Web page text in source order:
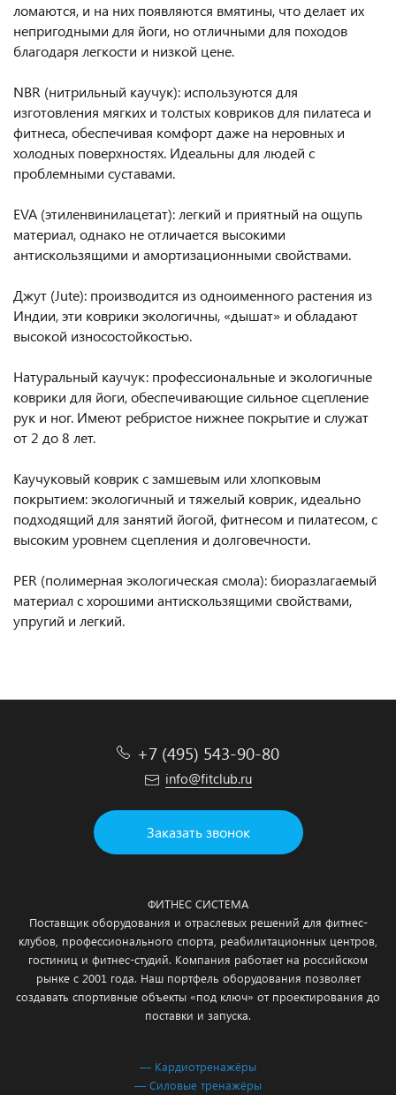
ломаются, и на них появляются вмятины, что делает их
непригодными для йоги, но отличными для походов
благодаря легкости и низкой цене.
NBR (нитрильный каучук): используются для
изготовления мягких и толстых ковриков для пилатеса и
фитнеса, обеспечивая комфорт даже на неровных и
холодных поверхностях. Идеальны для людей с
проблемными суставами.
EVA (этиленвинилацетат): легкий и приятный на ощупь
материал, однако не отличается высокими
антискользящими и амортизационными свойствами.
Джут (Jute): производится из одноименного растения из
Индии, эти коврики экологичны, «дышат» и обладают
высокой износостойкостью.
Натуральный каучук: профессиональные и экологичные
коврики для йоги, обеспечивающие сильное сцепление
рук и ног. Имеют ребристое нижнее покрытие и служат
от 2 до 8 лет.
Каучуковый коврик с замшевым или хлопковым
покрытием: экологичный и тяжелый коврик, идеально
подходящий для занятий йогой, фитнесом и пилатесом, с
высоким уровнем сцепления и долговечности.
PER (полимерная экологическая смола): биоразлагаемый
материал с хорошими антискользящими свойствами,
упругий и легкий.
+7 (495) 543-90-80
info@fitclub.ru
Заказать звонок
ФИТНЕС СИСТЕМА
Поставщик оборудования и отраслевых решений для фитнес-
клубов, профессионального спорта, реабилитационных центров,
гостиниц и фитнес-студий. Компания работает на российском
рынке с 2001 года. Наш портфель оборудования позволяет
создавать спортивные объекты «под ключ» от проектирования до
поставки и запуска.
— Кардиотренажёры
— Силовые тренажёры